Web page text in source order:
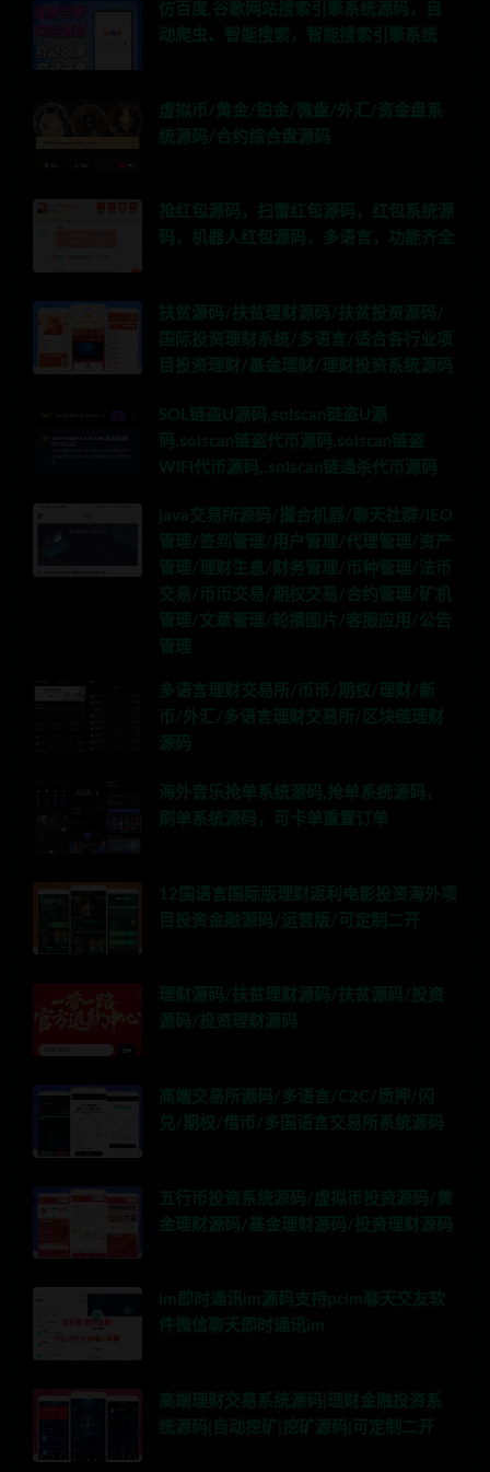
仿百度,谷歌网站搜索引擎系统源码，自
动爬虫、智能搜索，智能搜索引擎系统
虚拟币/黄金/铂金/微盘/外汇/资金盘系
统源码/合约综合盘源码
抢红包源码，扫雷红包源码，红包系统源
码，机器人红包源码，多语言，功能齐全
扶贫源码/扶贫理财源码/扶贫投资源码/
国际投资理财系统/多语言/适合各行业项
目投资理财/基金理财/理财投资系统源码
SOL链盗U源码,solscan链盗U源
码,solscan链盗代币源码,solscan链盗
WIFI代币源码,,solscan链通杀代币源码
java交易所源码/撮合机器/聊天社群/IEO
管理/签到管理/用户管理/代理管理/资产
管理/理财生息/财务管理/币种管理/法币
交易/币币交易/期权交易/合约管理/矿机
管理/文章管理/轮播图片/客服应用/公告
管理
多语言理财交易所/币币/期权/理财/新
币/外汇/多语言理财交易所/区块链理财
源码
海外音乐抢单系统源码,抢单系统源码，
刷单系统源码，可卡单重置订单
12国语言国际版理财返利电影投资海外项
目投资金融源码/运营版/可定制二开
理财源码/扶贫理财源码/扶贫源码/投资
源码/投资理财源码
高端交易所源码/多语言/C2C/质押/闪
兑/期权/借币/多国语言交易所系统源码
五行币投资系统源码/虚拟币投资源码/黄
金理财源码/基金理财源码/投资理财源码
im即时通讯im源码支持pcim聊天交友软
件微信聊天即时通讯im
高端理财交易系统源码|理财金融投资系
统源码|自动挖矿|挖矿源码|可定制二开